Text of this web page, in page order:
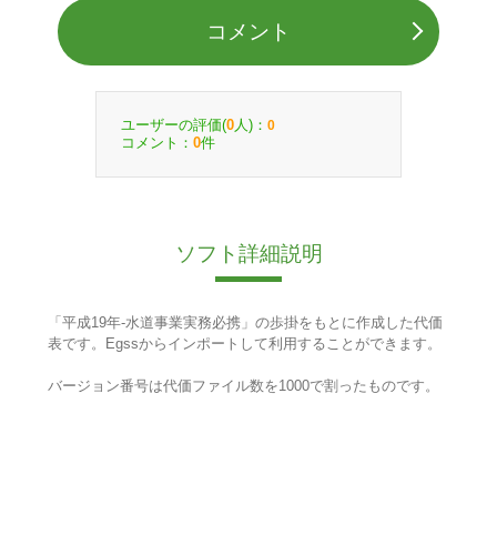
コメント
ユーザーの評価(0 人)： 0
コメント： 0件
ソフト詳細説明
「平成19年-水道事業実務必携」の歩掛をもとに作成した代価
表です。Egssからインポートして利用することができます。
バージョン番号は代価ファイル数を1000で割ったものです。